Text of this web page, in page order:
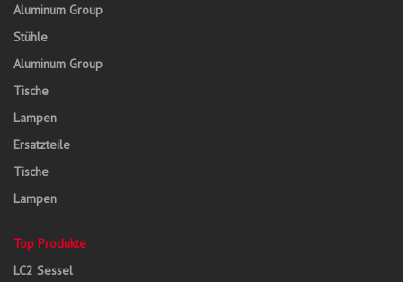
Aluminum Group
Stühle
Aluminum Group
Tische
Lampen
Ersatzteile
Tische
Lampen
Top Produkte
LC2 Sessel